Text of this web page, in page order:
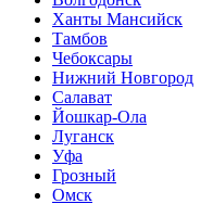
Ханты Мансийск
Тамбов
Чебоксары
Нижний Новгород
Салават
Йошкар-Ола
Луганск
Уфа
Грозный
Омск